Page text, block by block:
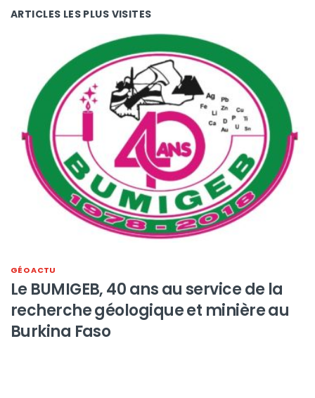
ARTICLES LES PLUS VISITES
GÉO ACTU
Le BUMIGEB, 40 ans au service de la
recherche géologique et minière au
Burkina Faso